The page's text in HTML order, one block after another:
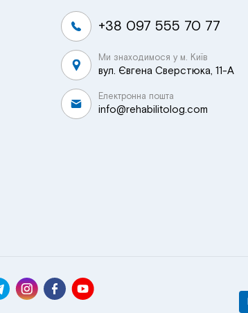
+38 097 555 70 77
Ми знаходимося у м. Київ
вул. Євгена Сверстюка, 11-А
Електронна пошта
info@rehabilitolog.com